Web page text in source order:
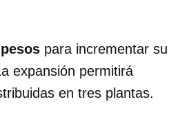
para incrementar su
expansión permitirá
en tres plantas.